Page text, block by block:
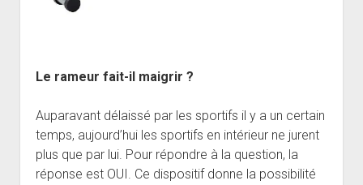
Le rameur fait-il maigrir ?
Auparavant délaissé par les sportifs il y a un certain
temps, aujourd’hui les sportifs en intérieur ne jurent
plus que par lui. Pour répondre à la question, la
réponse est OUI. Ce dispositif donne la possibilité